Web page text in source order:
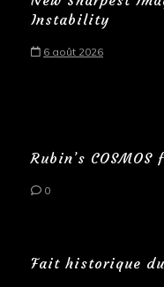
Instability
6 août 2026
Rubin’s
0
Fait historique